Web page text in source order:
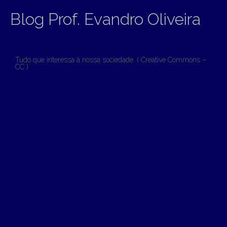
Blog Prof. Evandro Oliveira
Tudo que interessa à nossa sociedade. ( Creative Commons –
CC )